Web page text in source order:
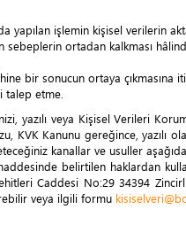
işlemin kişisel verilerin
ortadan kalkması
bir sonucun ortaya çıkmasına
talep etme.
yazılı veya Kişisel Verileri
Kanunu gereğince, yazılı
kanallar ve usuller aşağıda
belirtilen haklardan
Caddesi No:29 34394
veya ilgili formu